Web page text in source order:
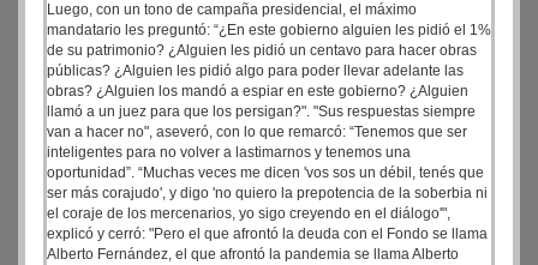
Luego, con un tono de campaña presidencial, el máximo
mandatario les preguntó: “¿En este gobierno alguien les pidió el 1%
de su patrimonio? ¿Alguien les pidió un centavo para hacer obras
públicas? ¿Alguien les pidió algo para poder llevar adelante las
obras? ¿Alguien los mandó a espiar en este gobierno? ¿Alguien
llamó a un juez para que los persigan?". "Sus respuestas siempre
van a hacer no", aseveró, con lo que remarcó: “Tenemos que ser
inteligentes para no volver a lastimarnos y tenemos una
oportunidad”. “Muchas veces me dicen 'vos sos un débil, tenés que
ser más corajudo', y digo 'no quiero la prepotencia de la soberbia ni
el coraje de los mercenarios, yo sigo creyendo en el diálogo'",
explicó y cerró: "Pero el que afrontó la deuda con el Fondo se llama
Alberto Fernández, el que afrontó la pandemia se llama Alberto